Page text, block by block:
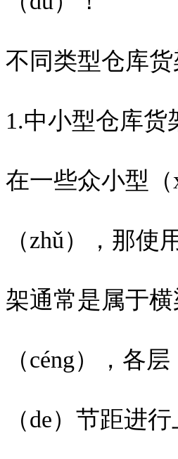
不同类型仓库
1.中小型仓库货
在一些众小型
（zhǔ），那
架通常是属于
（céng），各
（de）节距进